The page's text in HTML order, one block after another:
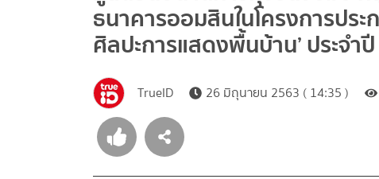
ธนาคารออมสินในโครงการปร
ศิลปะการแสดงพื้นบ้าน’ ประจำ
TrueID 26 มิถุนายน 2563 ( 14:35 )